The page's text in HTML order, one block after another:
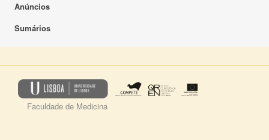
Anúncios
Sumários
Faculdade de Medicina